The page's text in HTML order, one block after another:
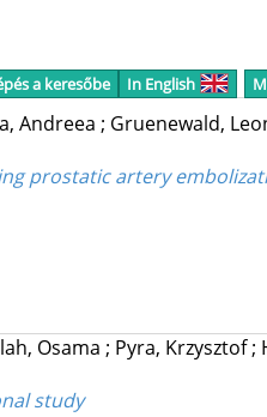
a keresőbe In English
Andreea ; Gruenewald,
prostatic artery
Osama ; Pyra, Krzysztof;
study